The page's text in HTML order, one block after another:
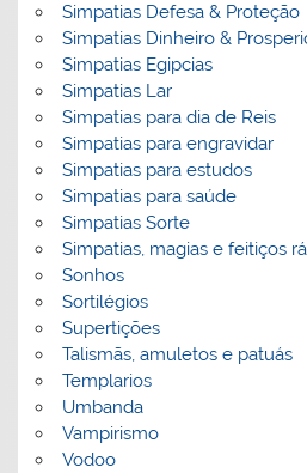
Simpatias Defesa & Proteção
Simpatias Dinheiro &
Simpatias Egipcias
Simpatias Lar
Simpatias para dia de Reis
Simpatias para engravidar
Simpatias para estudos
Simpatias para saúde
Simpatias Sorte
Simpatias, magias e feitiços
Sonhos
Sortilégios
Supertições
Talismãs, amuletos e patuás
Templarios
Umbanda
Vampirismo
Vodoo